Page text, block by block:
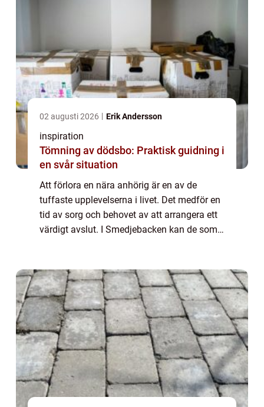
02 augusti 2026 Erik Andersson
inspiration
Tömning av dödsbo: Praktisk guidning i
en svår situation
Att förlora en nära anhörig är en av de
tuffaste upplevelserna i livet. Det medför en
tid av sorg och behovet av att arrangera ett
värdigt avslut. I Smedjebacken kan de som